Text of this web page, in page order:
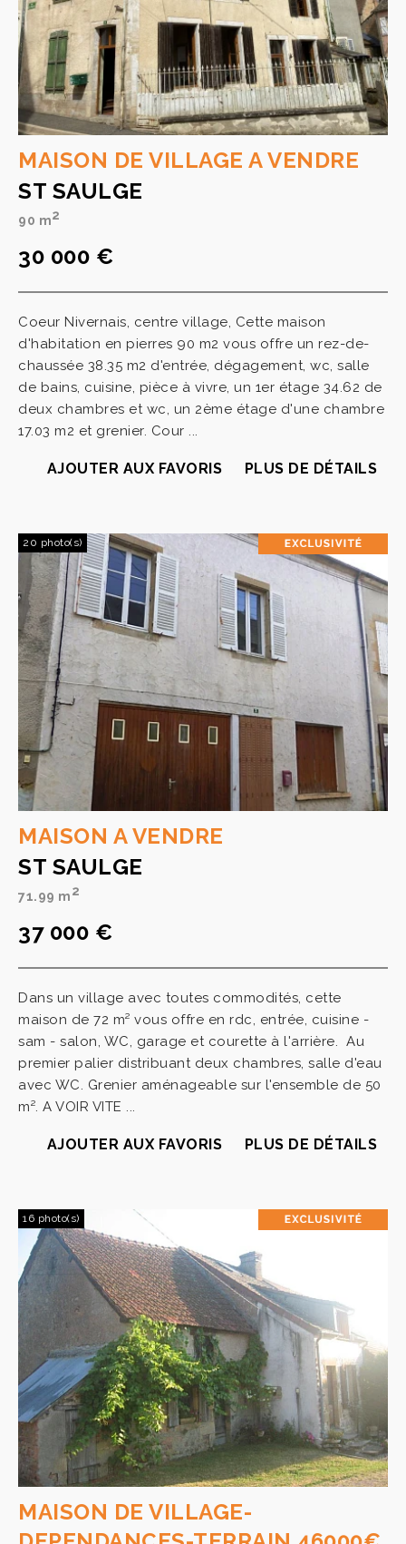
MAISON DE VILLAGE A VENDRE
ST SAULGE
90 m2
30 000 €
Coeur Nivernais, centre village, Cette maison
d'habitation en pierres 90 m2 vous offre un rez-de-
chaussée 38.35 m2 d'entrée, dégagement, wc, salle
de bains, cuisine, pièce à vivre, un 1er étage 34.62 de
deux chambres et wc, un 2ème étage d'une chambre
17.03 m2 et grenier. Cour ...
AJOUTER AUX FAVORIS PLUS DE DÉTAILS
20 photo(s)
MAISON A VENDRE
ST SAULGE
71.99 m2
37 000 €
Dans un village avec toutes commodités, cette
maison de 72 m² vous offre en rdc, entrée, cuisine -
sam - salon, WC, garage et courette à l'arrière. Au
premier palier distribuant deux chambres, salle d'eau
avec WC. Grenier aménageable sur l'ensemble de 50
m². A VOIR VITE ...
AJOUTER AUX FAVORIS PLUS DE DÉTAILS
16 photo(s)
MAISON DE VILLAGE-